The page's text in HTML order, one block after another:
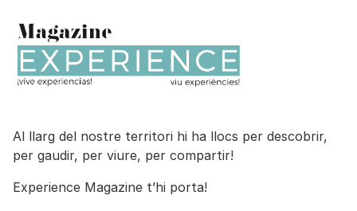
Al llarg del nostre territori hi ha llocs per descobrir,
per gaudir, per viure, per compartir!
Experience Magazine t’hi porta!